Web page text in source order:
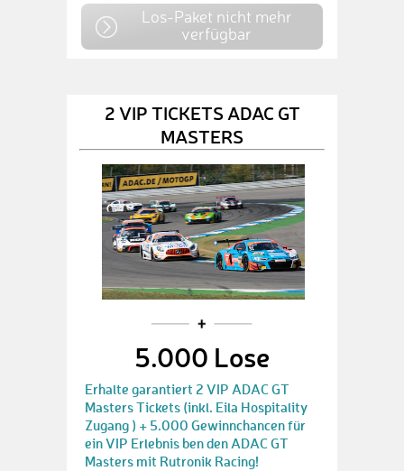
Los-Paket nicht mehr
verfügbar
2 VIP TICKETS ADAC GT
MASTERS
5.000 Lose
Erhalte garantiert 2 VIP ADAC GT
Masters Tickets (inkl. Eila Hospitality
Zugang ) + 5.000 Gewinnchancen für
ein VIP Erlebnis ben den ADAC GT
Masters mit Rutronik Racing!